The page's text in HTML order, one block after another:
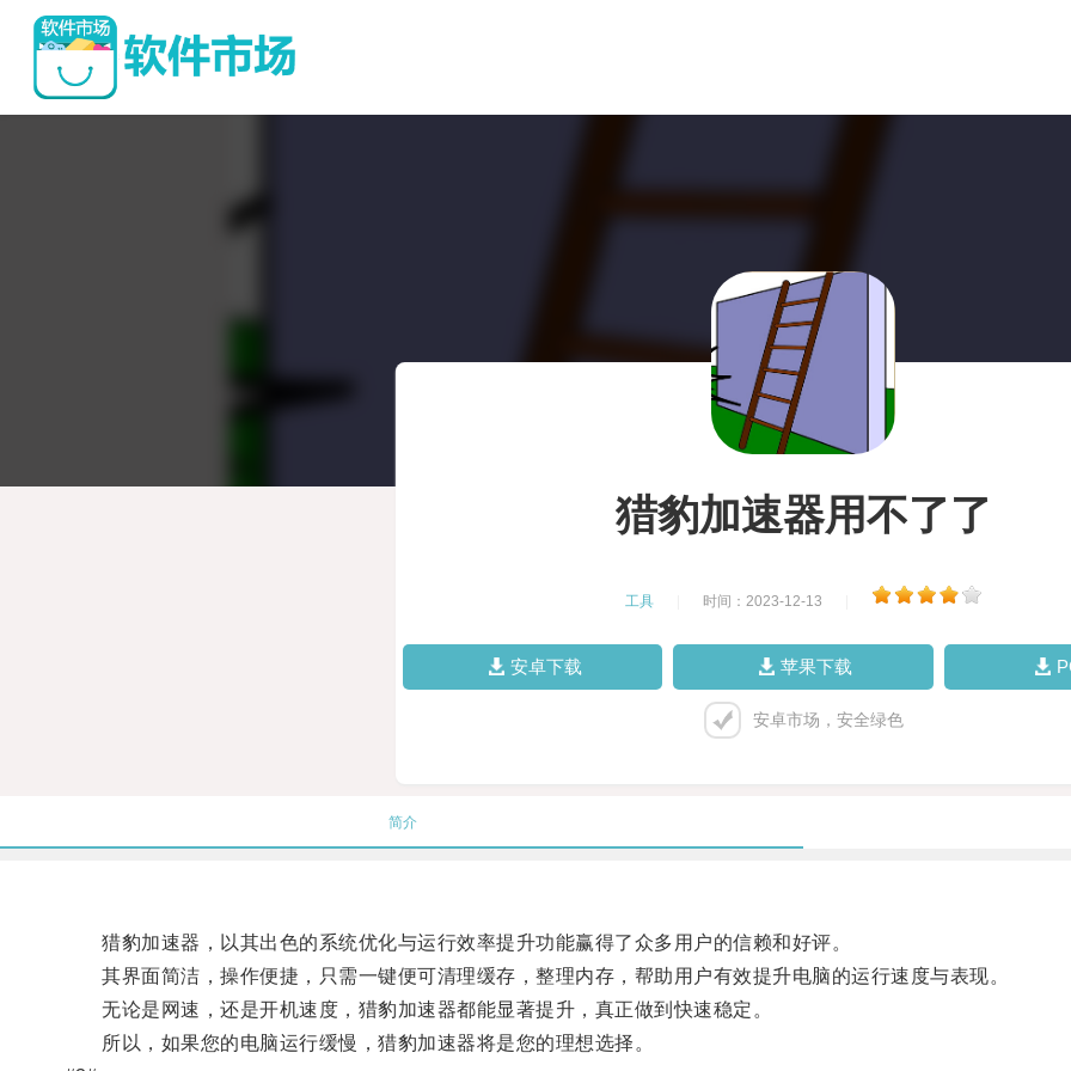
猎豹加速器用不了了
工具 时间：2023-12-13
安卓下载 苹果下载
安卓市场，安全绿色
简介
猎豹加速器，以其出色的系统优化与运行效率提升功能赢得了众多用户的信赖和好评。
其界面简洁，操作便捷，只需一键便可清理缓存，整理内存，帮助用户有效提升电脑的运行速度与表现。
无论是网速，还是开机速度，猎豹加速器都能显著提升，真正做到快速稳定。
所以，如果您的电脑运行缓慢，猎豹加速器将是您的理想选择。